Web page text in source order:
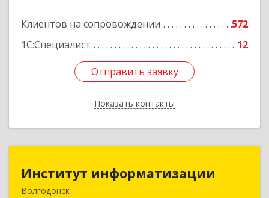
Клиентов на сопровождении
572
1С:Специалист
12
Отправить заявку
Показать контакты
Отправить заявку
Назад
Институт информатизации
Волгодонск
Институт информатизации
347383, Ростовская обл, Волгодонск г, Маршала